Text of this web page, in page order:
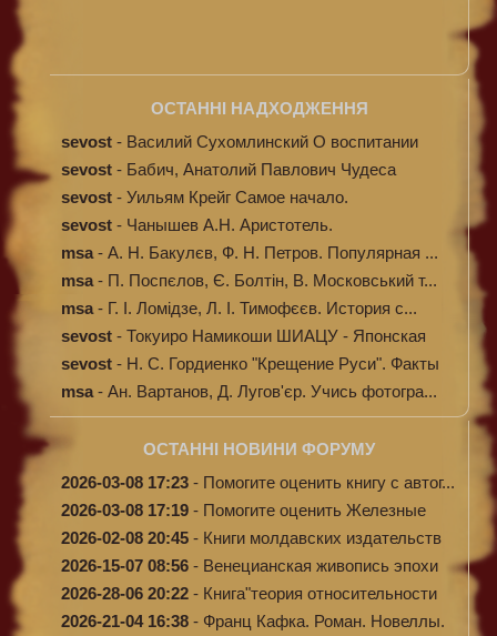
ОСТАННІ НАДХОДЖЕННЯ
sevost - Василий Сухомлинский О воспитании
sevost - Бабич, Анатолий Павлович Чудеса
исцелени...
sevost - Уильям Крейг Самое начало.
Происхождение...
sevost - Чанышев А.Н. Аристотель.
msa - А. Н. Бакулєв, Ф. Н. Петров. Популярная ...
msa - П. Поспєлов, Є. Болтін, В. Московський т...
msa - Г. І. Ломідзе, Л. І. Тимофєєв. История с...
sevost - Токуиро Намикоши ШИАЦУ - Японская
терапи...
sevost - Н. С. Гордиенко "Крещение Руси". Факты
п...
msa - Ан. Вартанов, Д. Лугов'єр. Учись фотогра...
ОСТАННІ НОВИНИ ФОРУМУ
2026-03-08 17:23 - Помогите оценить книгу с автог...
2026-03-08 17:19 - Помогите оценить Железные
доро...
2026-02-08 20:45 - Книги молдавских издательств
2026-15-07 08:56 - Венецианская живопись эпохи
Во...
2026-28-06 20:22 - Книга"теория относительности
и...
2026-21-04 16:38 - Франц Кафка. Роман. Новеллы.